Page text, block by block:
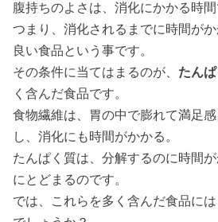
腹持ちのよさは、消化にかかる時間
つまり、消化されるまでに時間が
良い食品という事です。
その条件に当てはまるのが、 たん
く含んだ食品です。
食物繊維は、胃の中で膨れて満足
し、消化にも時間がかかる。
たんぱく質は、分解するのに時間
にとどまるのです。
では、これらを多く含んだ食品に